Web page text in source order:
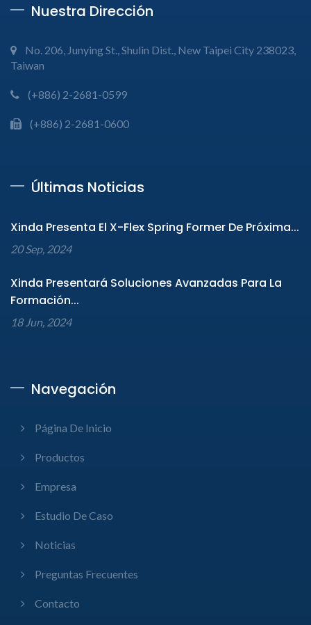
Nuestra Dirección
No. 206, Junying St., Shulin Dist., New Taipei City 238023,
Taiwan
(+886) 2-2681-0599
(+886) 2-2681-0600
Últimas Noticias
Xinda Presenta El X-Flex Spring Former De Próxima...
20 Sep, 2024
Xinda Presentará Soluciones Avanzadas Para La
Formación...
18 Jun, 2024
Navegación
Página De Inicio
Productos
Empresa
Estudio De Caso
Noticias
Preguntas Frecuentes
Contacto